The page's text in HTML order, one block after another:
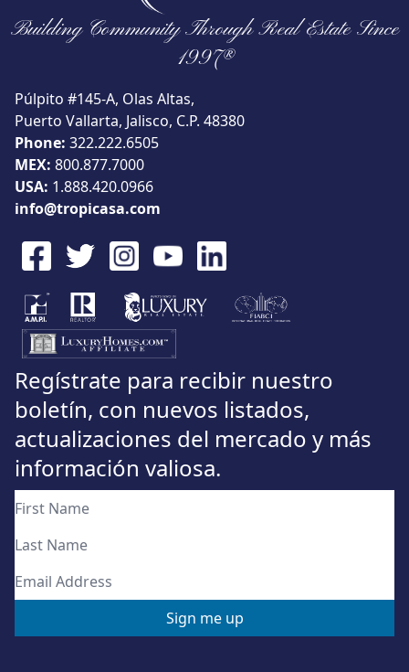
Vista
Pie de Playa Buscar usando:
USD
Building Community Through Real Estate Since
1997®
Púlpito #145-A, Olas Altas,
Puerto Vallarta, Jalisco, C.P. 48380
Phone: 322.222.6505
MEX: 800.877.7000
USA: 1.888.420.0966
info@tropicasa.com
Regístrate para recibir nuestro
boletín, con nuevos listados,
actualizaciones del mercado y más
información valiosa.